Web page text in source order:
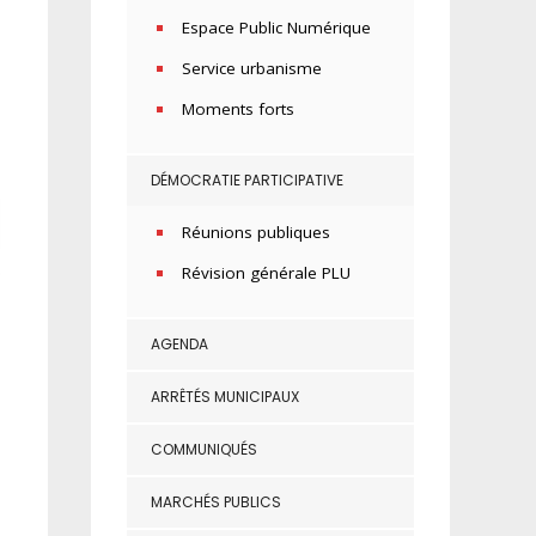
Espace Public Numérique
Service urbanisme
Moments forts
DÉMOCRATIE PARTICIPATIVE
Réunions publiques
Révision générale PLU
AGENDA
ARRÊTÉS MUNICIPAUX
COMMUNIQUÉS
MARCHÉS PUBLICS